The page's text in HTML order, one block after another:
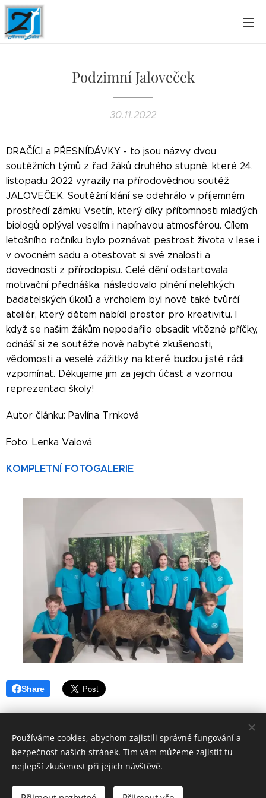
Podzimní Jaloveček
30.11.2022
DRAČÍCI a PŘESNÍDÁVKY - to jsou názvy dvou
soutěžních týmů z řad žáků druhého stupně, které 24.
listopadu 2022 vyrazily na přírodovědnou soutěž
JALOVEČEK. Soutěžní klání se odehrálo v příjemném
prostředí zámku Vsetín, který díky přítomnosti mladých
biologů oplýval veselím i napínavou atmosférou. Cílem
letošního ročníku bylo poznávat pestrost života v lese i
v ovocném sadu a otestovat si své znalosti a
dovednosti z přírodopisu. Celé dění odstartovala
motivační přednáška, následovalo plnění nelehkých
badatelských úkolů a vrcholem byl nově také tvůrčí
ateliér, který dětem nabídl prostor pro kreativitu. I
když se našim žákům nepodařilo obsadit vítězné příčky,
odnáší si ze soutěže nově nabyté zkušenosti,
vědomosti a veselé zážitky, na které budou jistě rádi
vzpomínat. Děkujeme jim za jejich účast a vzornou
reprezentaci školy!
Autor článku: Pavlína Trnková
Foto: Lenka Valová
KOMPLETNÍ FOTOGALERIE
Share
© 2016Základní škola Horní Lideč, okres Vsetín.
Používáme cookies, abychom zajistili správné fungování a
bezpečnost našich stránek. Tím vám můžeme zajistit tu
nejlepší zkušenost při jejich návštěvě.